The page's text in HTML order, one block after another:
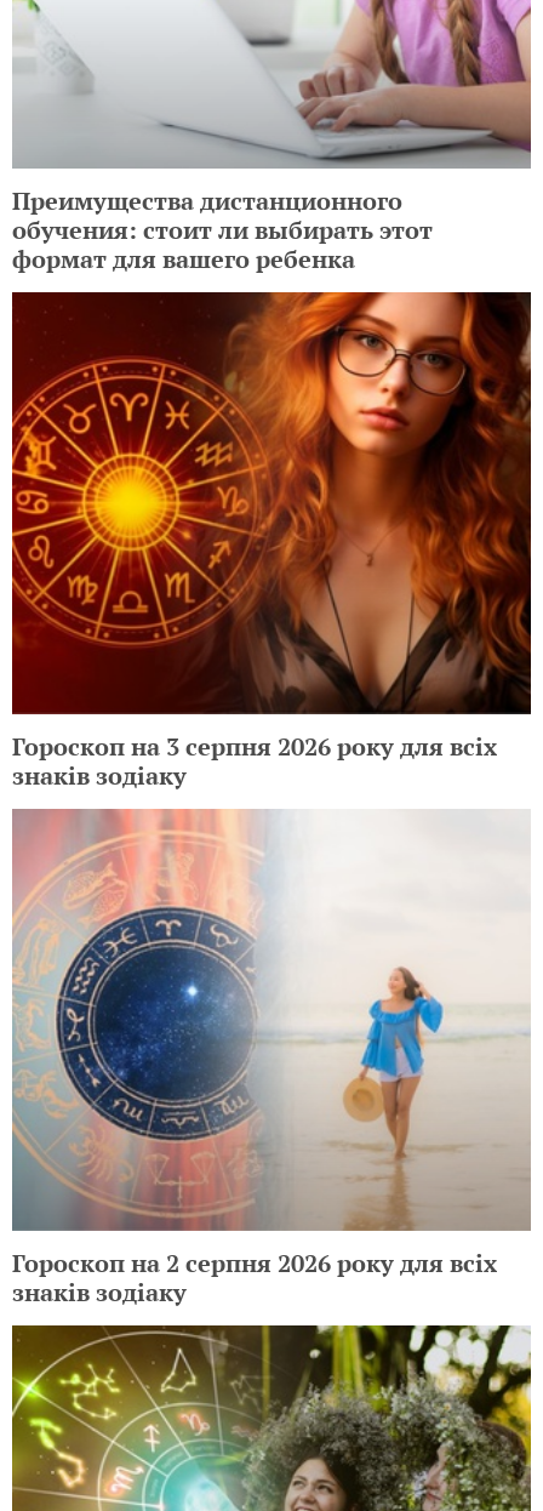
Преимущества дистанционного
обучения: стоит ли выбирать этот
формат для вашего ребенка
Гороскоп на 3 серпня 2026 року для всіх
знаків зодіаку
Гороскоп на 2 серпня 2026 року для всіх
знаків зодіаку